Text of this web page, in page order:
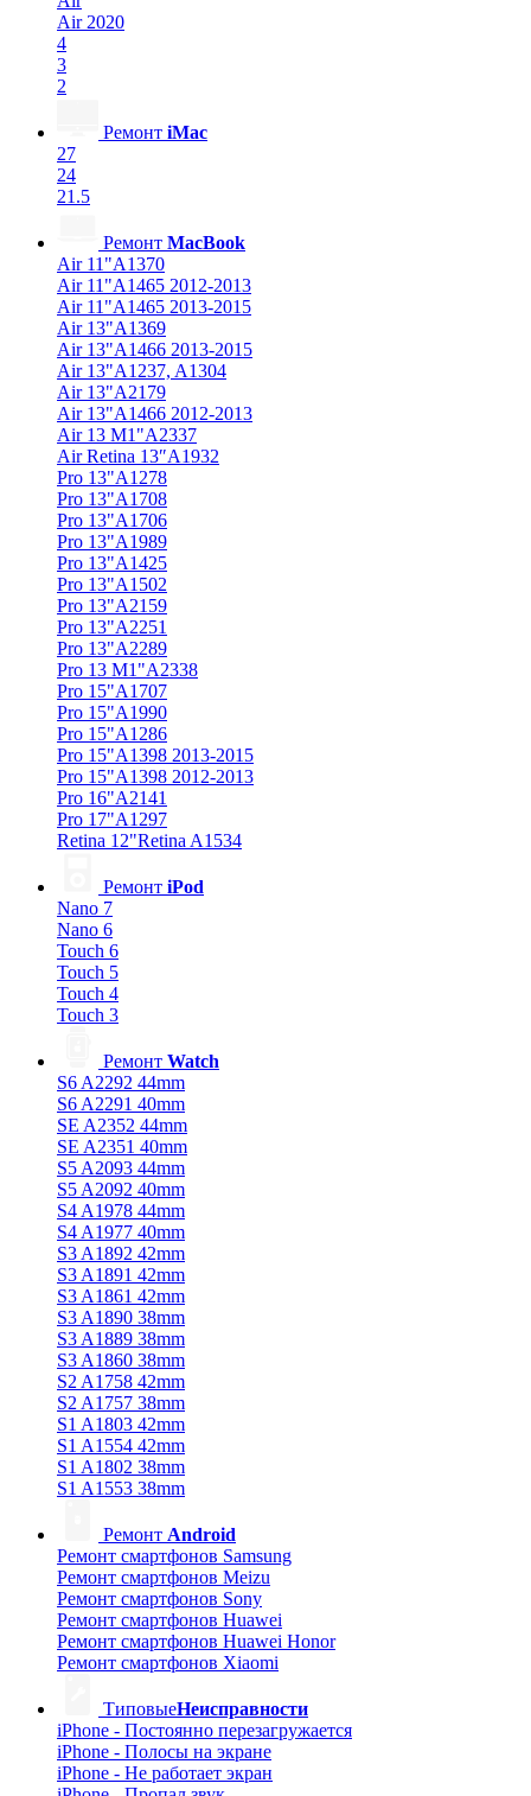
Air 2020
4
3
2
Ремонт iMac
27
24
21.5
Ремонт MacBook
Air 11"A1370
Air 11"A1465 2012-2013
Air 11"A1465 2013-2015
Air 13"A1369
Air 13"A1466 2013-2015
Air 13"A1237, A1304
Air 13"A2179
Air 13"A1466 2012-2013
Air 13 M1"A2337
Air Retina 13″A1932
Pro 13"A1278
Pro 13"A1708
Pro 13"A1706
Pro 13"A1989
Pro 13"A1425
Pro 13"A1502
Pro 13"A2159
Pro 13"A2251
Pro 13"A2289
Pro 13 M1"A2338
Pro 15"A1707
Pro 15"A1990
Pro 15"A1286
Pro 15"A1398 2013-2015
Pro 15"A1398 2012-2013
Pro 16"A2141
Pro 17"A1297
Retina 12"Retina A1534
Ремонт iPod
Nano 7
Nano 6
Touch 6
Touch 5
Touch 4
Touch 3
Ремонт Watch
S6 A2292 44mm
S6 A2291 40mm
SE A2352 44mm
SE A2351 40mm
S5 A2093 44mm
S5 A2092 40mm
S4 A1978 44mm
S4 A1977 40mm
S3 A1892 42mm
S3 A1891 42mm
S3 A1861 42mm
S3 A1890 38mm
S3 A1889 38mm
S3 A1860 38mm
S2 A1758 42mm
S2 A1757 38mm
S1 A1803 42mm
S1 A1554 42mm
S1 A1802 38mm
S1 A1553 38mm
Ремонт Android
Ремонт смартфонов Samsung
Ремонт смартфонов Meizu
Ремонт смартфонов Sony
Ремонт смартфонов Huawei
Ремонт смартфонов Huawei Honor
Ремонт смартфонов Xiaomi
ТиповыеНеисправности
iPhone - Постоянно перезагружается
iPhone - Полосы на экране
iPhone - Не работает экран